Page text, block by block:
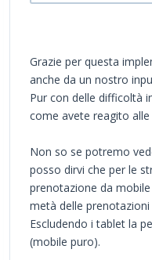
Grazie per questa
anche da un nostro
Pur con delle difficoltà
come avete reagito
Non so se potremo
posso dirvi che per le
prenotazione da
metà delle prenotazioni
Escludendo i tablet la
(mobile puro).